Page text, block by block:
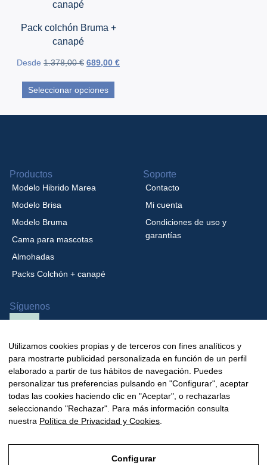
Pack colchón Bruma +
canapé
Desde 1.378,00€ 689,00 €
Seleccionar opciones
Productos
Modelo Hibrido Marea
Modelo Brisa
Modelo Bruma
Cama para mascotas
Almohadas
Packs Colchón + canapé
Soporte
Contacto
Mi cuenta
Condiciones de uso y
garantías
Síguenos
Copyright © 2026 Mialma Colchones, todos los derechos reservados.
Diseño web:Disomnia studio
Utilizamos cookies propias y de terceros con fines analíticos y
para mostrarte publicidad personalizada en función de un perfil
elaborado a partir de tus hábitos de navegación. Puedes
personalizar tus preferencias pulsando en "Configurar", aceptar
todas las cookies haciendo clic en "Aceptar", o rechazarlas
seleccionando "Rechazar". Para más información consulta
nuestra Política de Privacidad y Cookies
Configurar